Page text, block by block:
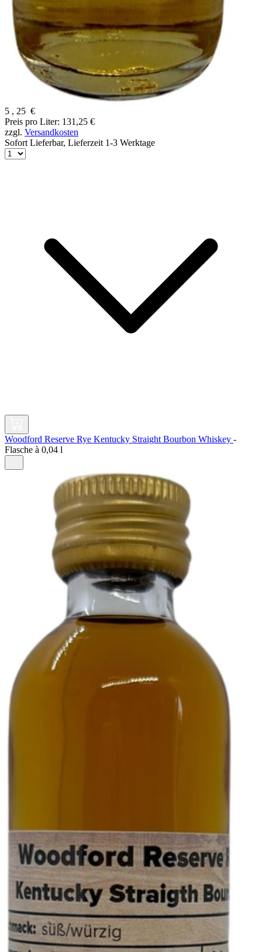
5 , 25 €
Preis pro Liter: 131,25 €
zzgl. Versandkosten
Sofort Lieferbar, Lieferzeit 1-3 Werktage
Woodford Reserve Rye Kentucky Straight Bourbon Whiskey -
Flasche à 0,04 l